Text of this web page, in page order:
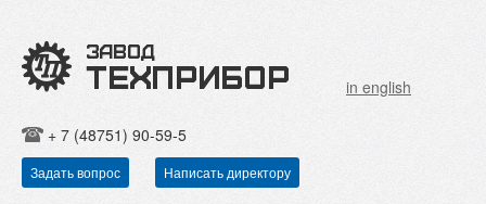
in english
+ 7 (48751) 90-59-5
Задать вопрос Написать директору